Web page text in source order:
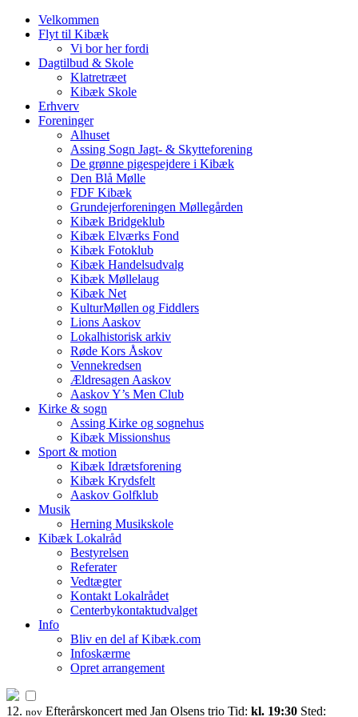
Velkommen
Flyt til Kibæk
Vi bor her fordi
Dagtilbud & Skole
Klatretræet
Kibæk Skole
Erhverv
Foreninger
Alhuset
Assing Sogn Jagt- & Skytteforening
De grønne pigespejdere i Kibæk
Den Blå Mølle
FDF Kibæk
Grundejerforeningen Møllegården
Kibæk Bridgeklub
Kibæk Elværks Fond
Kibæk Fotoklub
Kibæk Handelsudvalg
Kibæk Møllelaug
Kibæk Net
KulturMøllen og Fiddlers
Lions Aaskov
Lokalhistorisk arkiv
Røde Kors Åskov
Vennekredsen
Ældresagen Aaskov
Aaskov Y’s Men Club
Kirke & sogn
Assing Kirke og sognehus
Kibæk Missionshus
Sport & motion
Kibæk Idrætsforening
Kibæk Krydsfelt
Aaskov Golfklub
Musik
Herning Musikskole
Kibæk Lokalråd
Bestyrelsen
Referater
Vedtægter
Kontakt Lokalrådet
Centerbykontaktudvalget
Info
Bliv en del af Kibæk.com
Infoskærme
Opret arrangement
12. nov Efterårskoncert med Jan Olsens trio Tid: kl. 19:30 Sted: